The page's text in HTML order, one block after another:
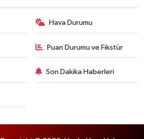
Hava Durumu
Puan Durumu ve Fikstür
Son Dakika Haberleri